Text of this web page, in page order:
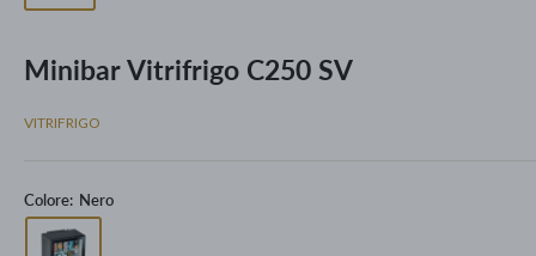
Minibar Vitrifrigo C250 SV
VITRIFRIGO
Colore: Nero